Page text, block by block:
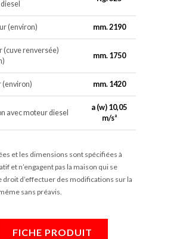
(environ) mm. 2190
(cuve renversée)
mm. 1750
(environ) mm. 1420
avec moteur diesel
a (w) 10,05
m/s²
et les dimensions sont spécifiées à
et n’engagent pas la maison qui se
droit d’effectuer des modifications sur la
sans préavis.
FICHE PRODUIT